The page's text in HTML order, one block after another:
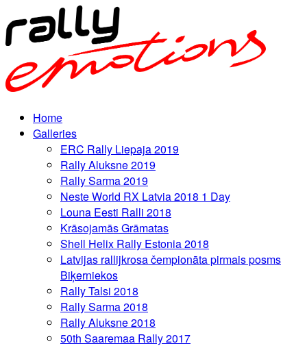
Home
Galleries
ERC Rally Liepaja 2019
Rally Aluksne 2019
Rally Sarma 2019
Neste World RX Latvia 2018 1 Day
Louna Eesti Ralli 2018
Krāsojamās Grāmatas
Shell Helix Rally Estonia 2018
Latvijas rallijkrosa čempionāta pirmais posms
Biķerniekos
Rally Talsi 2018
Rally Sarma 2018
Rally Aluksne 2018
50th Saaremaa Rally 2017